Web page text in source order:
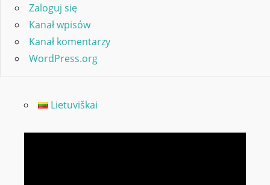
Zaloguj się
Kanał wpisów
Kanał komentarzy
WordPress.org
Lietuviškai